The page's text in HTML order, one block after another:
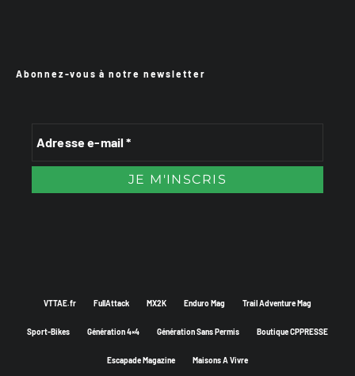
Abonnez-vous à notre newsletter
VTTAE.fr FullAttack MX2K Enduro Mag Trail Adventure Mag
Sport-Bikes Génération 4×4 Génération Sans Permis Boutique CPPRESSE
Escapade Magazine Maisons A Vivre